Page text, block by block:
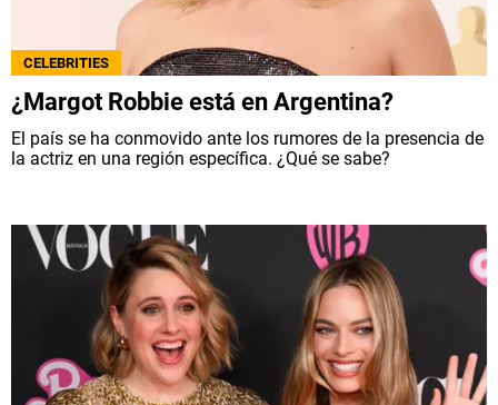
CELEBRITIES
¿Margot Robbie está en Argentina?
El país se ha conmovido ante los rumores de la presencia de
la actriz en una región específica. ¿Qué se sabe?